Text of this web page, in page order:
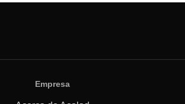
Empresa